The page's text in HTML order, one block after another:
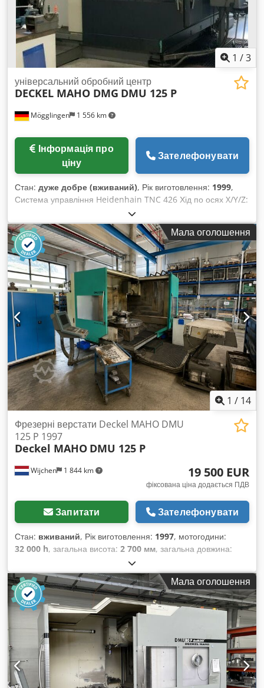
1 /3
Mögglingen 1 556 km
універсальний обробний центр
DECKEL MAHO DMG DMU 125 P
ціну
Зателефонувати
Стан: дуже добре (вживаний), Рік виготовлення: 1999,
Система управління Heidenhain TNC 426 Хід по осях X/Y/Z:
1250 x 880 x 800 мм Dkedpezqv A Tofx Aixsr Швидкість
обертання: 8000 об/хв Магазин інструментів на 60
інструментів, тип кріплення SK 50 Універсальна фрезерна
головка +0° / -90° Поворотний стіл з ЧПУ 1250 x 1000 мм
Конвеєр для відведення стружки Щуп для вимірювань
Мала оголошення
1 / 14
Wijchen 1 844 km
Фрезерні верстати Deckel MAHO DMU
125 P 1997
Deckel MAHO DMU 125 P
19 500 EUR
фіксована ціна додається ПДВ
Запитати Зателефонувати
Стан: вживаний, Рік виготовлення: 1997, мотогодини:
32 000 h, загальна висота: 2 700 мм, загальна довжина:
2 500 мм
вага: 13 000 кг - Рік випуску: 1997 - Документація наявна:
так - Маркування CE: так - Сертифікат CE: ні - Серійний
номер: 120245 - Напрацювання: 32 000 годин - Управління:
CNC - Горизонтальне/Вертикальне виконання:
горизонтальне та вертикальне - Марка системи керування:
Heidenhain - Кількість осей [шт.]: 5 - Хід по осі X [мм]: 1200
- Хід по осі Y [мм]: 880 - Хід по осі Z [мм]: 800 - Обертання
осі C [°]: 360 - Довжина столу [мм]: 1250 - Ширина столу
[мм]: 1000 - Тип шпинделя: SK40 - Макс. оберти шпинделя
[об/хв]: 18 000 - Опції: цифровий дисплей, магазин
Мала оголошення